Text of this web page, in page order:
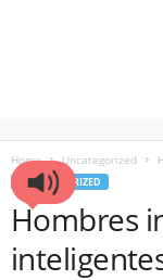
Home Uncategorized
UNCATEGORIZED
Hombres